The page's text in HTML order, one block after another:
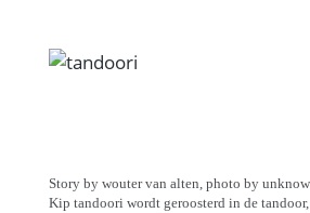
Story by wouter van alten, photo by
Kip tandoori wordt geroosterd in de